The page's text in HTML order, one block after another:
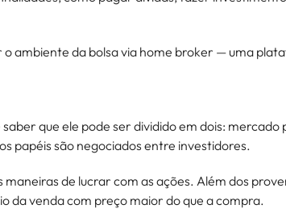
ambiente da bolsa via home broker — uma
que ele pode ser dividido em dois:
papéis são negociados entre investidores.
de lucrar com as ações. Além dos
da venda com preço maior do que a compra.